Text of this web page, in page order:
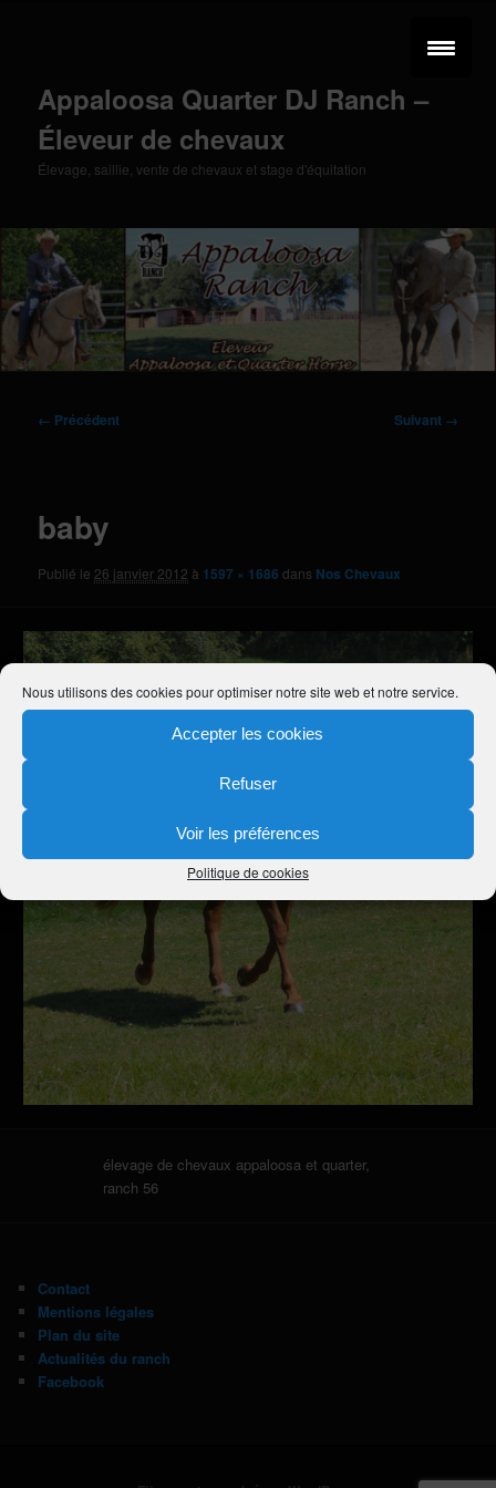
Nous utilisons des cookies pour optimiser notre site web et notre service.
Accepter les cookies
Refuser
Voir les préférences
Politique de cookies
Appaloosa Quarter DJ Ranch –
Éleveur de chevaux
Élevage, saillie, vente de chevaux et stage d'équitation
Navigation
← Précédent Suivant →
baby
Publié le 26 janvier 2012 à 1597 × 1686 dans Nos Chevaux
élevage de chevaux appaloosa et quarter,
ranch 56
Contact
Mentions légales
Plan du site
Actualités du ranch
Facebook